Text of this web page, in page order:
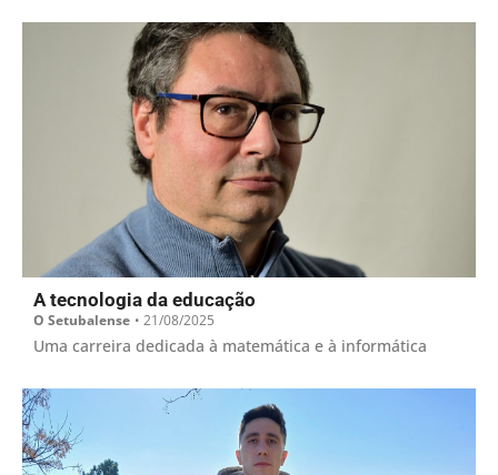
A tecnologia da educação
O Setubalense • 21/08/2025
Uma carreira dedicada à matemática e à informática